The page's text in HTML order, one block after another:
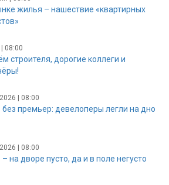
жилья – нашествие «квартирных
08:00
строителя, дорогие коллеги и
| 08:00
премьер: девелоперы легли на дно
| 08:00
на дворе пусто, да и в поле негусто